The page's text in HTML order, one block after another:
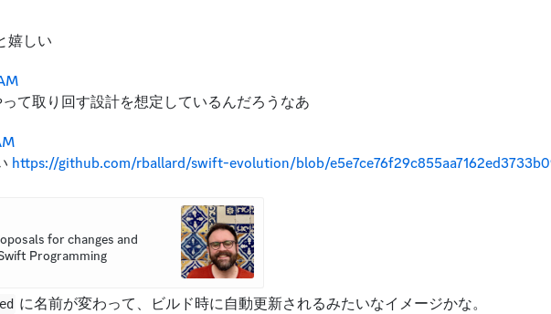
嬉しい
て取り回す設計を想定しているんだろうなあ
https://github.com/rballard/swift-evolution/blob/
for changes and
Programming
に名前が変わって、ビルド時に自動更新されるみたいなイメージかな。